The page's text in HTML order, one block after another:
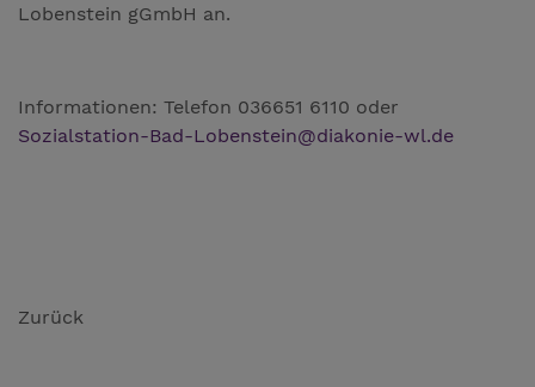
Lobenstein gGmbH an.
Informationen: Telefon 036651 6110 oder
Sozialstation-Bad-Lobenstein@diakonie-wl.de
Zurück